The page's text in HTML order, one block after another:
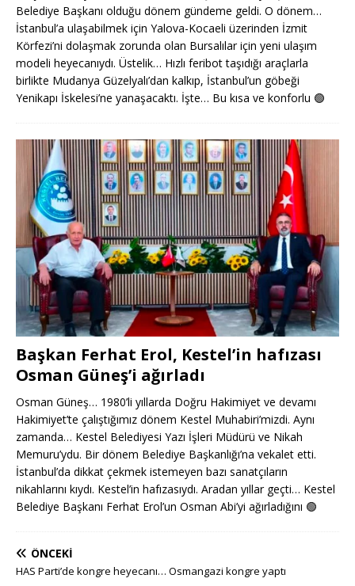
Belediye Başkanı olduğu dönem gündeme geldi. O dönem…
İstanbul’a ulaşabilmek için Yalova-Kocaeli üzerinden İzmit
Körfezi’ni dolaşmak zorunda olan Bursalılar için yeni ulaşım
modeli heyecanıydı. Üstelik… Hızlı feribot taşıdığı araçlarla
birlikte Mudanya Güzelyalı’dan kalkıp, İstanbul’un göbeği
Yenikapı İskelesi’ne yanaşacaktı. İşte… Bu kısa ve konforlu 🟢
Başkan Ferhat Erol, Kestel’in hafızası
Osman Güneş’i ağırladı
Osman Güneş… 1980’li yıllarda Doğru Hakimiyet ve devamı
Hakimiyet’te çalıştığımız dönem Kestel Muhabiri’mizdi. Aynı
zamanda… Kestel Belediyesi Yazı İşleri Müdürü ve Nikah
Memuru’ydu. Bir dönem Belediye Başkanlığı’na vekalet etti.
İstanbul’da dikkat çekmek istemeyen bazı sanatçıların
nikahlarını kıydı. Kestel’in hafızasıydı. Aradan yıllar geçti… Kestel
Belediye Başkanı Ferhat Erol’un Osman Abi’yi ağırladığını 🟢
ÖNCEKI
HAS Parti’de kongre heyecanı… Osmangazi kongre yaptı